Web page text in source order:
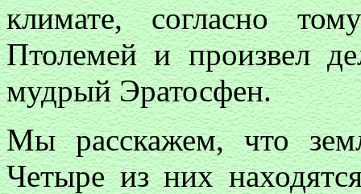
климате, согласно
Птолемей и произвел
мудрый Эратосфен.
Мы расскажем, что
Четыре из них